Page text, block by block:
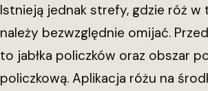
Istnieją jednak strefy, gdzie róż w
należy bezwzględnie omijać.
to jabłka policzków oraz obszar
policzkową. Aplikacja różu na